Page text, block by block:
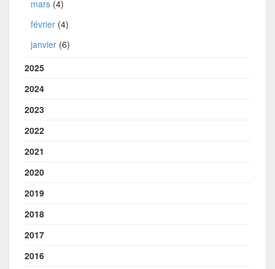
mars (4)
février (4)
janvier (6)
2025
2024
2023
2022
2021
2020
2019
2018
2017
2016